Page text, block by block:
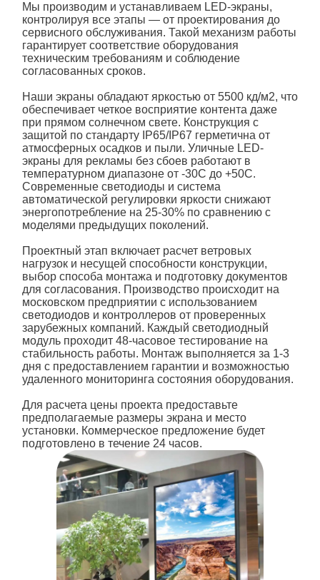
Мы производим и устанавливаем LED-экраны,
контролируя все этапы — от проектирования до
сервисного обслуживания. Такой механизм работы
гарантирует соответствие оборудования
техническим требованиям и соблюдение
согласованных сроков.
Наши экраны обладают яркостью от 5500 кд/м2, что
обеспечивает четкое восприятие контента даже
при прямом солнечном свете. Конструкция с
защитой по стандарту IP65/IP67 герметична от
атмосферных осадков и пыли. Уличные LED-
экраны для рекламы без сбоев работают в
температурном диапазоне от -30C до +50C.
Современные светодиоды и система
автоматической регулировки яркости снижают
энергопотребление на 25-30% по сравнению с
моделями предыдущих поколений.
Проектный этап включает расчет ветровых
нагрузок и несущей способности конструкции,
выбор способа монтажа и подготовку документов
для согласования. Производство происходит на
московском предприятии с использованием
светодиодов и контроллеров от проверенных
зарубежных компаний. Каждый светодиодный
модуль проходит 48-часовое тестирование на
стабильность работы. Монтаж выполняется за 1-3
дня с предоставлением гарантии и возможностью
удаленного мониторинга состояния оборудования.
Для расчета цены проекта предоставьте
предполагаемые размеры экрана и место
установки. Коммерческое предложение будет
подготовлено в течение 24 часов.